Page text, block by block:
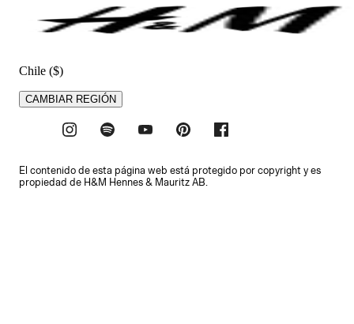
Chile ($)
CAMBIAR REGIÓN
El contenido de esta página web está protegido por copyright y es
propiedad de H&M Hennes & Mauritz AB.